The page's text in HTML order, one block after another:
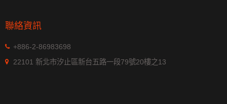
聯絡資訊
+886-2-86983698
22101 新北市汐止區新台五路一段79號20樓之13